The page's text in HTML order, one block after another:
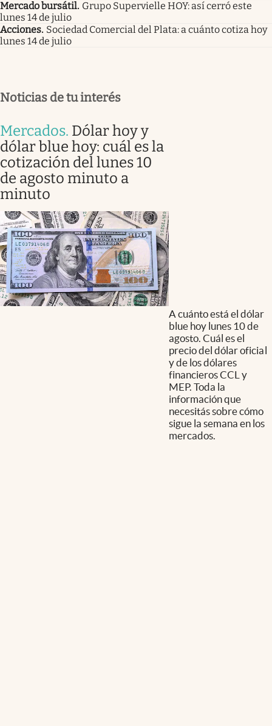
Mercado bursátil. Grupo Supervielle HOY: así cerró este
lunes 14 de julio
Acciones. Sociedad Comercial del Plata: a cuánto cotiza hoy
lunes 14 de julio
Noticias de tu interés
Mercados. Dólar hoy y
dólar blue hoy: cuál es la
cotización del lunes 10
de agosto minuto a
minuto
A cuánto está el dólar
blue hoy lunes 10 de
agosto. Cuál es el
precio del dólar oficial
y de los dólares
financieros CCL y
MEP. Toda la
información que
necesitás sobre cómo
sigue la semana en los
mercados.